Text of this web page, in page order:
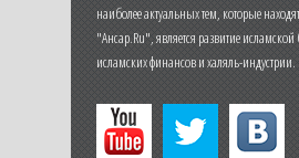
наиболее актуальных тем, которые
"Ансар.Ru", является развитие
исламских финансов и халяль-индустрии.